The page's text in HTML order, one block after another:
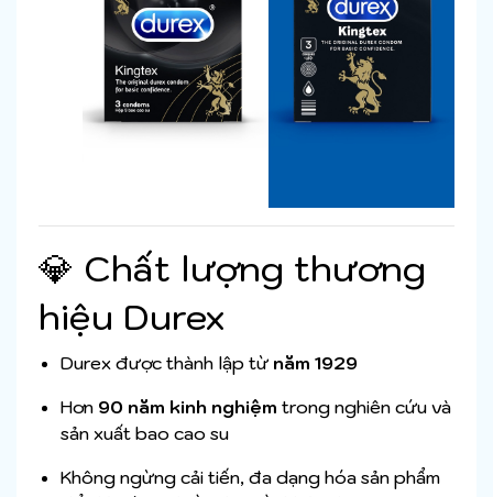
💎 Chất lượng thương
hiệu Durex
Durex được thành lập từ năm 1929
Hơn 90 năm kinh nghiệm trong nghiên cứu và
sản xuất bao cao su
Không ngừng cải tiến, đa dạng hóa sản phẩm